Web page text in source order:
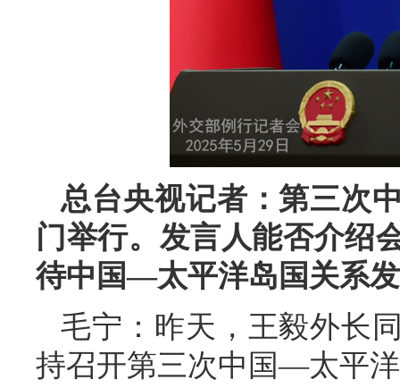
总台央视记者：第三次
门举行。发言人能否介绍
待中国—太平洋岛国关系
毛宁：昨天，王毅外长
持召开第三次中国—太平